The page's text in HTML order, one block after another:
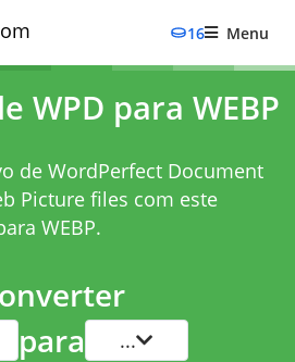
16 Menu
WPD para WEBP
de WordPerfect Document
Picture files com este
WEBP.
para ...